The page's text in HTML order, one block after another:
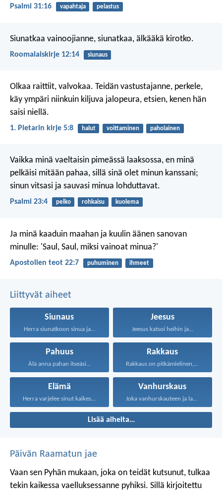
Psalmi 31:16 vapahtaja pelastus
Siunatkaa vainoojianne, siunatkaa, älkääkä kirotko.
Roomalaiskirje 12:14 siunaus
Olkaa raittiit, valvokaa. Teidän vastustajanne, perkele,
käy ympäri niinkuin kiljuva jalopeura, etsien, kenen hän
saisi niellä.
1. Pietarin kirje 5:8 halut voittaminen paholainen
Vaikka minä vaeltaisin pimeässä laaksossa, en minä
pelkäisi mitään pahaa, sillä sinä olet minun kanssani;
sinun vitsasi ja sauvasi minua lohduttavat.
Psalmi 23:4 pelko rohkaisu kuolema
Ja minä kaaduin maahan ja kuulin äänen sanovan
minulle: 'Saul, Saul, miksi vainoat minua?'
Apostolien teot 22:7 puhuminen ihmeet
Liittyvät aiheet
Siunaus
Herra siunatkoon sinua ja...
Jeesus
Jeesus katsoi heihin ja...
Pahuus
Älä anna pahan itseäsi...
Rakkaus
Rakkaus on pitkämielinen, rakkaus...
Elämä
Herra varjelee sinut kaikesta...
Vanhurskaus
Joka vanhurskauteen ja laupeuteen...
Lisää aiheita…
Päivän Raamatun jae
Vaan sen Pyhän mukaan, joka on teidät kutsunut, tulkaa
tekin kaikessa vaelluksessanne pyhiksi. Sillä kirjoitettu